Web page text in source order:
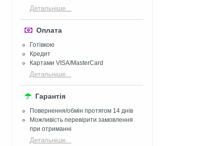
Детальніше...
Оплата
Готівкою
Кредит
Картами VISA/MasterCard
Детальніше...
Гарантія
Повернення/обмін протягом 14 днів
Можливість перевірити замовлення
при отриманні
Детальніше...